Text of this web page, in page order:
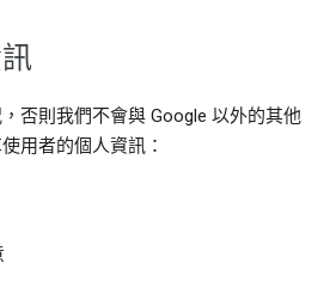
否則我們不會與 Google 以外的其他
用者的個人資訊：